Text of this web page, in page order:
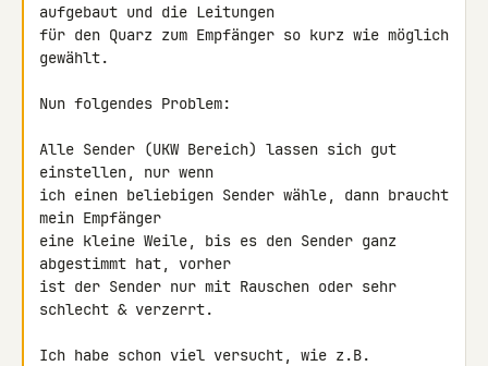
aufgebaut und die Leitungen
für den Quarz zum Empfänger so kurz wie möglich
gewählt.
Nun folgendes Problem:
Alle Sender (UKW Bereich) lassen sich gut
einstellen, nur wenn
ich einen beliebigen Sender wähle, dann braucht
mein Empfänger
eine kleine Weile, bis es den Sender ganz
abgestimmt hat, vorher
ist der Sender nur mit Rauschen oder sehr
schlecht & verzerrt.
Ich habe schon viel versucht, wie z.B.